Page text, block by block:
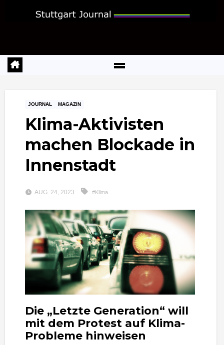
JOURNAL MAGAZIN
Klima-Aktivisten
machen Blockade in
Innenstadt
AUG. 24, 2023 #Klima
Die „Letzte Generation“ will
mit dem Protest auf Klima-
Probleme hinweisen